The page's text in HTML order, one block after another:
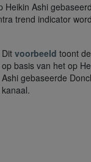
Heikin Ashi
trend indicator
Dit voorbeeld toont
op basis van het op
Ashi gebaseerde
kanaal.